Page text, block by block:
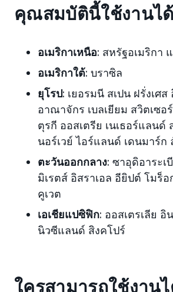
คุณสมบัตินี้ใช้งานไ
อเมริกาเหนือ: สหรัฐอเมริกา
อเมริกาใต้: บราซิล
ยุโรป: เยอรมนี สเปน ฝรั่งเศ
อาณาจักร เบลเยียม สวิตเซ
ตุรกี ออสเตรีย เนเธอร์แลน
นอร์เวย์ ไอร์แลนด์ เดนมาร์ก
ตะวันออกกลาง: ซาอุดิอาระเ
มิเรตส์ อิสราเอล อียิปต์ โมร็อ
คูเวต
เอเชียแปซิฟิก: ออสเตรเลีย
นิวซีแลนด์ สิงคโปร์
ใครสามารถใช้งาน